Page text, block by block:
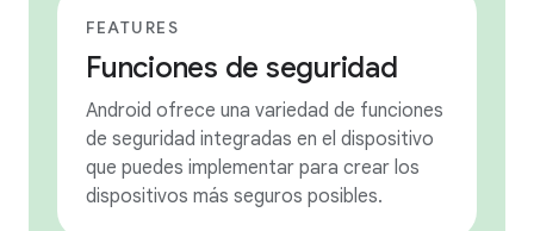
FEATURES
Funciones de seguridad
Android ofrece una variedad de funciones
de seguridad integradas en el dispositivo
que puedes implementar para crear los
dispositivos más seguros posibles.